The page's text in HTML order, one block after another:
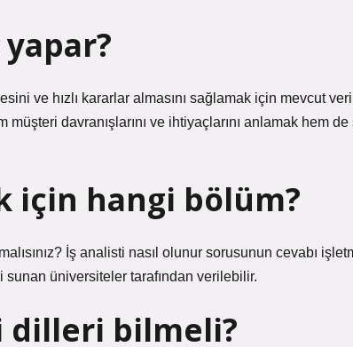
ve hızlı kararlar almasını sağlamak için mevcut
davranışlarını ve ihtiyaçlarını anlamak hem de
için hangi bölüm?
İş analisti nasıl olunur sorusunun cevabı
üniversiteler tarafından verilebilir.
dilleri bilmeli?